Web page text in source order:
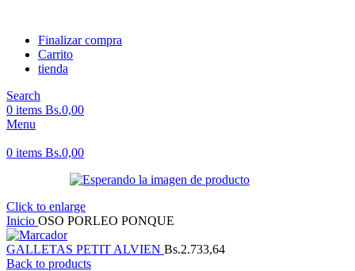
Finalizar compra
Carrito
tienda
Search
0 items Bs.0,00
Menu
0 items Bs.0,00
Click to enlarge
Inicio OSO PORLEO PONQUE
GALLETAS PETIT ALVIEN Bs.2.733,64
Back to products